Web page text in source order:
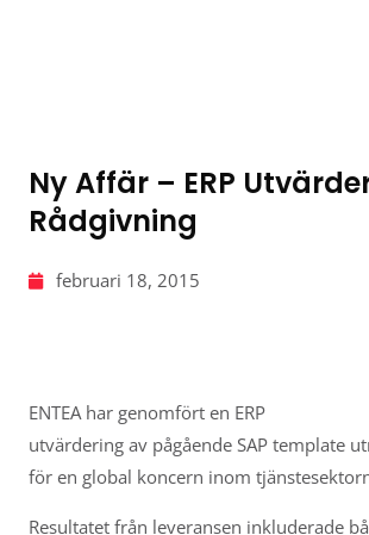
Ny Affär – ERP
Rådgivning
februari 18, 2015
ENTEA har genomfört en ERP
utvärdering av pågående SAP template
för en global koncern inom
Resultatet från leveransen inkluderade